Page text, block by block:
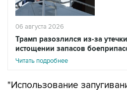
06 августа 2026
Трамп разозлился из-за
истощении запасов
Читать подробнее
"Использование